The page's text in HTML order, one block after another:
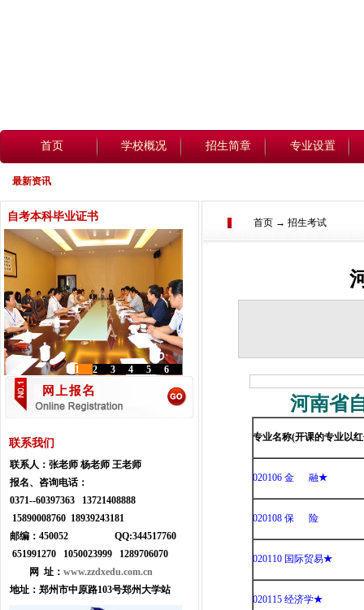
首页 学校概况 招生简章 专业设置
最新资讯
自考本科毕业证书
6
5
4
3
2
1
联系我们
联系人： 张老师 杨老师 王老师
报名、咨询电话：
0371--60397363 13721408888
15890008760 18939243181
邮编：450052 QQ:344517760
651991270 1050023999
1289706070
网 址： www.zzdxedu.com.cn
地址： 郑州市中原路103号郑州大学站
首页 → 招生考试
河南省自
专业名称(开课的专业以
020106 金 融★
020108 保 险
020110 国际贸易★
020115 经济学★